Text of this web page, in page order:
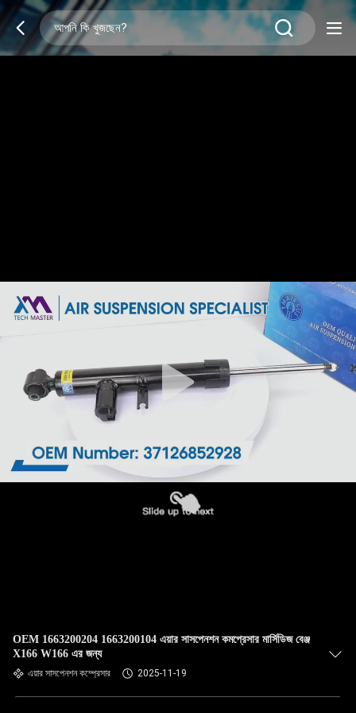
OEM 1663200204 1663200104 এয়ার সাসপেনশন কমপ্রেসার মার্সিডিজ বেঞ্জ
X166 W166 এর জন্য
এয়ার সাসপেনশন কম্প্রেসার 2025-11-19